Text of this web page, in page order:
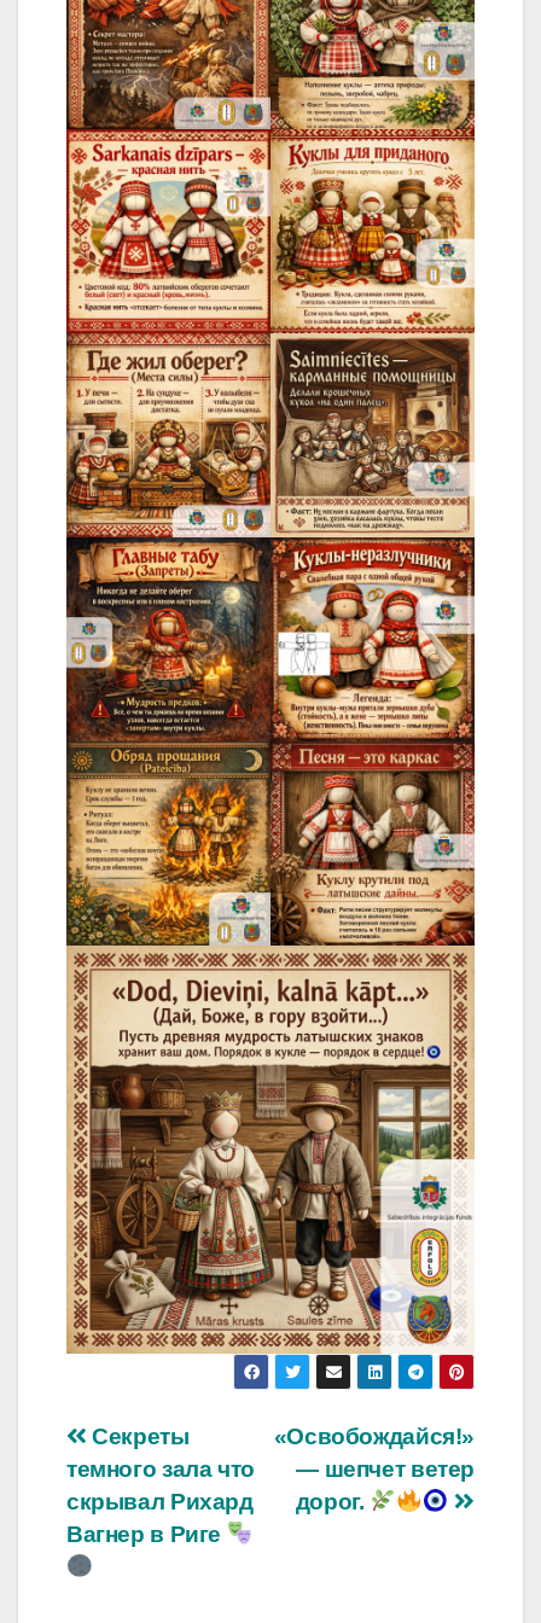
Навигация
по
записям
«Освобождайся!»
— шепчет ветер
дорог.
Секреты
темного зала что
скрывал Рихард
Вагнер в Риге